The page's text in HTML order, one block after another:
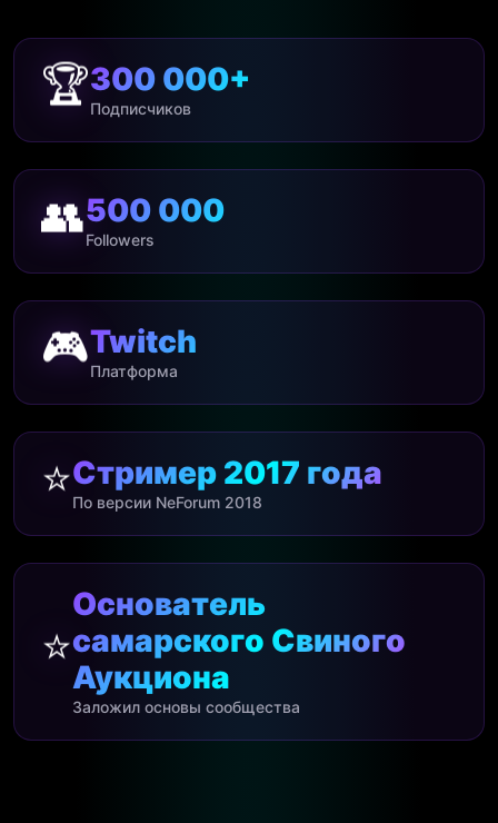
🏆300 000+
Подписчиков
👥500 000
Followers
🎮Twitch
Платформа
⭐Стример 2017 года
По версии NeForum 2018
⭐
Основатель
самарского Свиного
Аукциона
Заложил основы сообщества